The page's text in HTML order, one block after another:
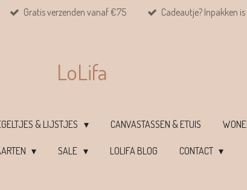
Gratis verzenden vanaf €75 Cadeautje? Inpakken
LoLifa
& LIJSTJES CANVASTASSEN & ETUIS
SALE LOLIFA BLOG CONTACT